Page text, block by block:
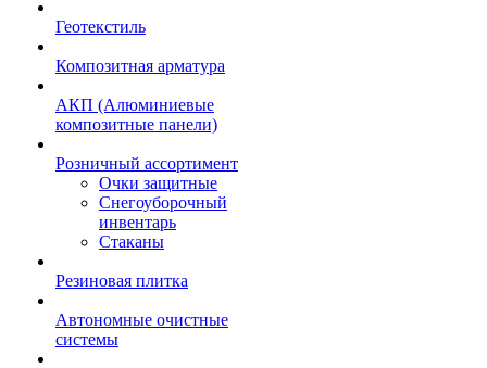
Геотекстиль
Композитная арматура
АКП (Алюминиевые
композитные панели)
Розничный ассортимент
Очки защитные
Снегоуборочный
инвентарь
Стаканы
Резиновая плитка
Автономные очистные
системы